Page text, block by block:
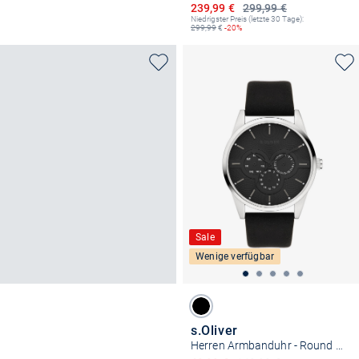
299,99 €
Ermäßigter Preis
239,99 €
Niedrigster Preis (letzte 30 Tage):
299,99€ -20%
Sale
Wenige verfügbar
s.Oliver